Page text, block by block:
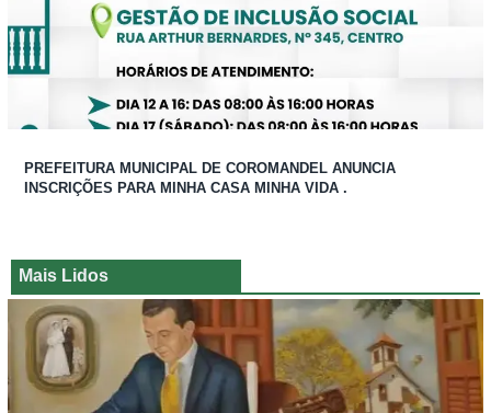
PREFEITURA MUNICIPAL DE COROMANDEL ANUNCIA
INSCRIÇÕES PARA MINHA CASA MINHA VIDA .
Mais Lidos